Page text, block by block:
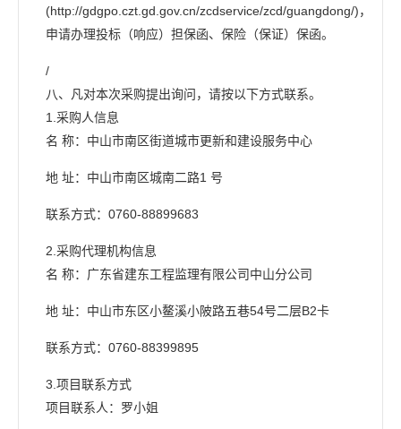
(http://gdgpo.czt.gd.gov.cn/zcdservice/zcd/guangdong/)，
申请办理投标（响应）担保函、保险（保证）保函。
/
八、凡对本次采购提出询问，请按以下方式联系。
1.采购人信息
名 称：中山市南区街道城市更新和建设服务中心
地 址：中山市南区城南二路1 号
联系方式：0760-88899683
2.采购代理机构信息
名 称：广东省建东工程监理有限公司中山分公司
地 址：中山市东区小鳌溪小陂路五巷54号二层B2卡
联系方式：0760-88399895
3.项目联系方式
项目联系人：罗小姐